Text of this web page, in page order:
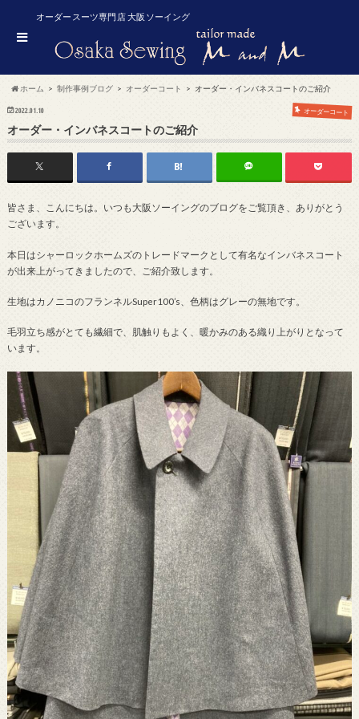
オーダースーツ専門店 大阪ソーイング
ホーム 制作事例ブログ オーダーコート オーダー・インバネスコートのご紹介
2022.01.10 オーダーコート
オーダー・インバネスコートのご紹介
皆さま、こんにちは。いつも大阪ソーイングのブログをご覧頂き、ありがとう
ございます。
本日はシャーロックホームズのトレードマークとして有名なインバネスコート
が出来上がってきましたので、ご紹介致します。
生地はカノニコのフランネルSuper100’s、色柄はグレーの無地です。
毛羽立ち感がとても繊細で、肌触りもよく、暖かみのある織り上がりとなって
います。